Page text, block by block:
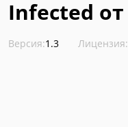
Infected
Версия:1.3 Лицензия: